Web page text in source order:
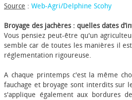
Source : Web-Agri/Delphine Scohy
Broyage des jachères : quelles dates
Vous pensiez peut-être qu'un
semble car de toutes les manières il
réglementation rigoureuse.
A chaque printemps c'est la même
fauchage et broyage sont interdits sur
s'applique également aux bordures